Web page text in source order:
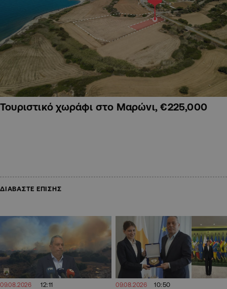
Τουριστικό χωράφι στο Μαρώνι, €225,000
ΔΙΑΒΑΣΤΕ ΕΠΙΣΗΣ
09.08.2026 12:11 09.08.2026 10:50